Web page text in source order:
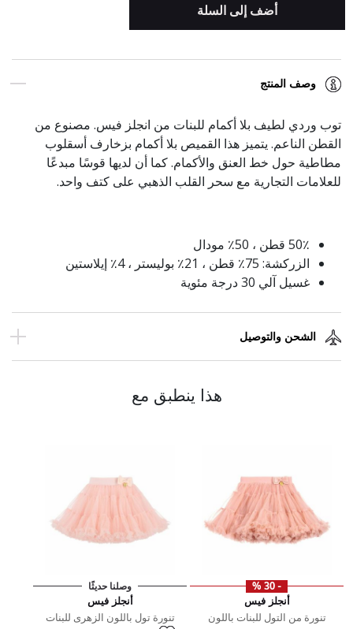
أضف إلى السلة
وصف المنتج
توب وردي لطيف بلا أكمام للبنات من انجلز فيس. مصنوع من
القطن الناعم. يتميز هذا القميص بلا أكمام بزخارف أسقلوب
مطاطية حول خط العنق والأكمام. كما أن لديها قوسًا مبدعًا
للعلامات التجارية مع سحر القلب الذهبي على كتف واحد.
50٪ قطن ، 50٪ مودال
الزركشة: 75٪ قطن ، 21٪ بوليستر ، 4٪ إيلاستين
غسيل آلي 30 درجة مئوية
الشحن والتوصيل
هذا ينطبق مع
- 30 %
أنجلز فيس
تنورة من التول للبنات باللون
وصلنا حديثًا
أنجلز فيس
تنورة تول باللون الزهرى للبنات